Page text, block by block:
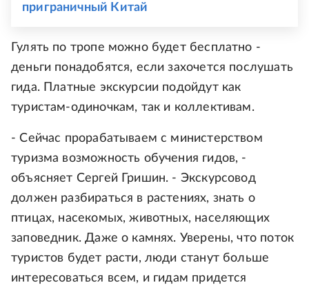
приграничный Китай
Гулять по тропе можно будет бесплатно -
деньги понадобятся, если захочется послушать
гида. Платные экскурсии подойдут как
туристам-одиночкам, так и коллективам.
- Сейчас прорабатываем с министерством
туризма возможность обучения гидов, -
объясняет Сергей Гришин. - Экскурсовод
должен разбираться в растениях, знать о
птицах, насекомых, животных, населяющих
заповедник. Даже о камнях. Уверены, что поток
туристов будет расти, люди станут больше
интересоваться всем, и гидам придется